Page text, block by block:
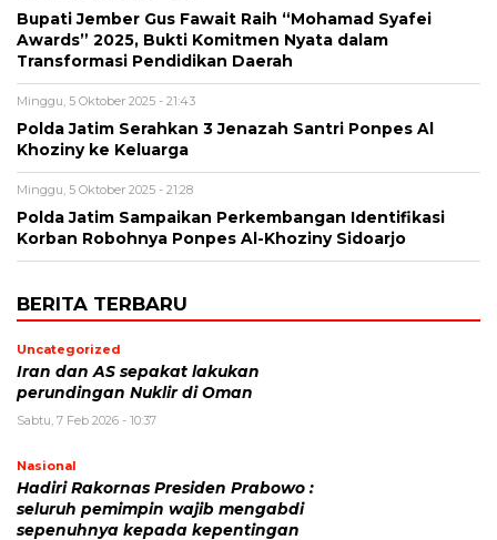
Bupati Jember Gus Fawait Raih “Mohamad Syafei
Awards” 2025, Bukti Komitmen Nyata dalam
Transformasi Pendidikan Daerah
Minggu, 5 Oktober 2025 - 21:43
Polda Jatim Serahkan 3 Jenazah Santri Ponpes Al
Khoziny ke Keluarga
Minggu, 5 Oktober 2025 - 21:28
Polda Jatim Sampaikan Perkembangan Identifikasi
Korban Robohnya Ponpes Al-Khoziny Sidoarjo
BERITA TERBARU
Uncategorized
Iran dan AS sepakat lakukan
perundingan Nuklir di Oman
Sabtu, 7 Feb 2026 - 10:37
Nasional
Hadiri Rakornas Presiden Prabowo :
seluruh pemimpin wajib mengabdi
sepenuhnya kepada kepentingan